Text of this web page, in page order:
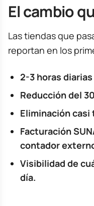
El cambio
Las tiendas que
reportan en los
2-3 horas
Reducción del
Eliminación
Facturación
contador
Visibilidad de
día.